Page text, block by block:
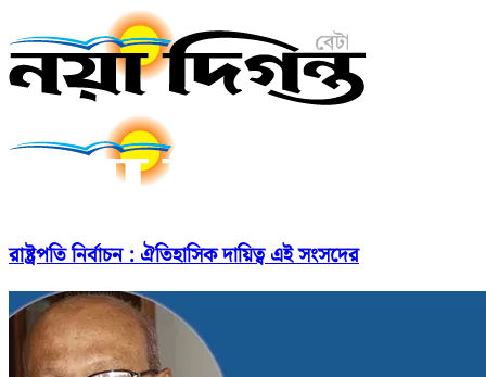
রাষ্ট্রপতি নির্বাচন : ঐতিহাসিক দায়িত্ব এই সংসদের